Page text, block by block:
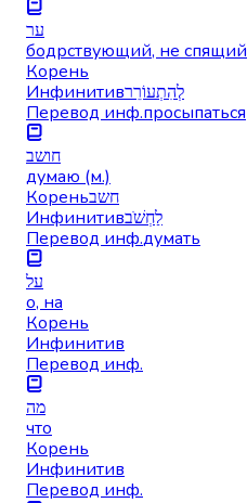
ער
бодрствующий, не спящий
Корень
Инфинитивלְהִתְעוֹרֵר
Перевод инф.просыпаться
חושב
думаю (м.)
Кореньחשב
Инфинитивלַחְשֹׁב
Перевод инф.думать
על
о, на
Корень
Инфинитив
Перевод инф.
מה
что
Корень
Инфинитив
Перевод инф.